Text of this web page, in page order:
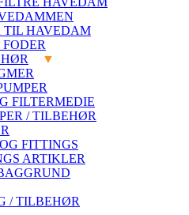
HAVEDAM
FILTERMEDIE
/ TILBEHØR
FITTINGS
ARTIKLER
/ TILBEHØR